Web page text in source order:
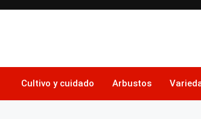
Skip
Cultivo y cuidado Arbustos